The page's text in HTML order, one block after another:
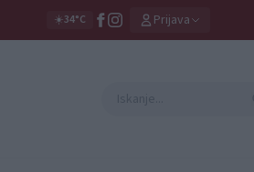
☀️34°C Prijava